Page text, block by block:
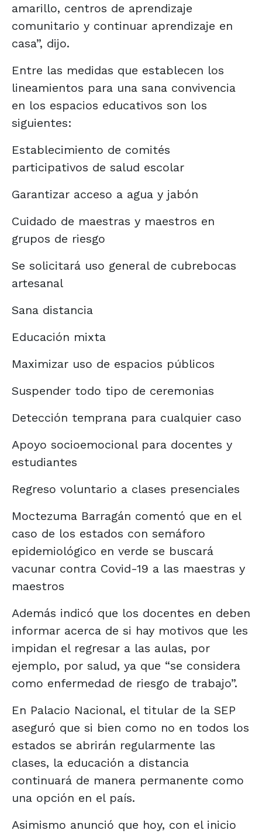
amarillo, centros de aprendizaje
comunitario y continuar aprendizaje en
casa”, dijo.
Entre las medidas que establecen los
lineamientos para una sana convivencia
en los espacios educativos son los
siguientes:
Establecimiento de comités
participativos de salud escolar
Garantizar acceso a agua y jabón
Cuidado de maestras y maestros en
grupos de riesgo
Se solicitará uso general de cubrebocas
artesanal
Sana distancia
Educación mixta
Maximizar uso de espacios públicos
Suspender todo tipo de ceremonias
Detección temprana para cualquier caso
Apoyo socioemocional para docentes y
estudiantes
Regreso voluntario a clases presenciales
Moctezuma Barragán comentó que en el
caso de los estados con semáforo
epidemiológico en verde se buscará
vacunar contra Covid-19 a las maestras y
maestros
Además indicó que los docentes en deben
informar acerca de si hay motivos que les
impidan el regresar a las aulas, por
ejemplo, por salud, ya que “se considera
como enfermedad de riesgo de trabajo”.
En Palacio Nacional, el titular de la SEP
aseguró que si bien como no en todos los
estados se abrirán regularmente las
clases, la educación a distancia
continuará de manera permanente como
una opción en el país.
Asimismo anunció que hoy, con el inicio